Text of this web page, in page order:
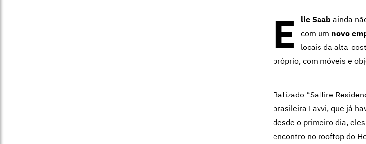
E lie Saab ainda
com um novo
locais da alta-
próprio, com móveis e
Batizado “Saffire
brasileira Lavvi, que já
desde o primeiro dia,
encontro no rooftop do